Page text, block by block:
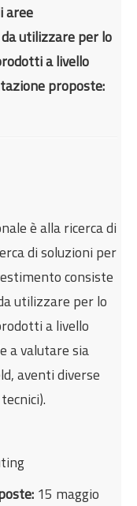
aree
utilizzare per lo
a livello
proposte:
è alla ricerca di
di soluzioni per
consiste
utilizzare per lo
a livello
a valutare sia
aventi diverse
15 maggio